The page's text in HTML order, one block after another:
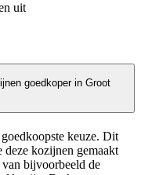
uit
goedkoper in Groot
keuze. Dit
deze kozijnen gemaakt
bijvoorbeeld de